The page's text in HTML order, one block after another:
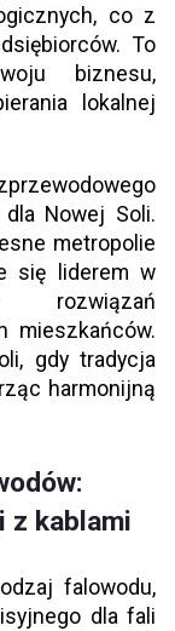
co z
To
biznesu,
lokalnej
Nowej Soli.
metropolie
się liderem w
rozwiązań
mieszkańców.
gdy tradycja
harmonijną
z kablami
falowodu,
dla fali